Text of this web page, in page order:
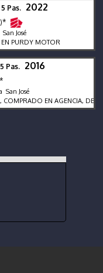
5 Pas. 2022
José
MOTOR
Pas. 2016
José
EN AGENCIA, DEKRA